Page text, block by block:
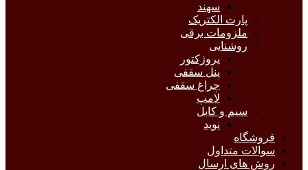
سهند
پارت الکتریک
ملزومات برقی
روشنایی
پروژکتور
پنل سقفی
چراغ سقفی
لامپ
سیم و کابل
نوید
فروشگاه
سوالات متداول
روش های ارسال